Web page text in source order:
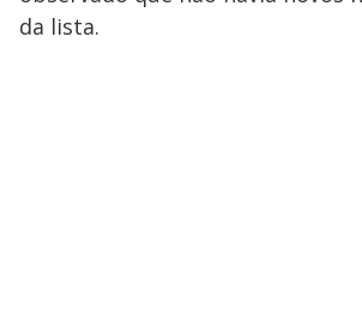
da lista.